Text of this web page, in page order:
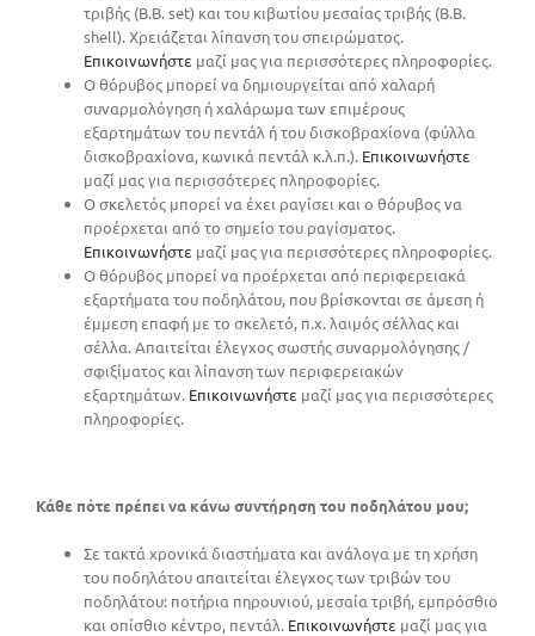
τριβής (Β.Β. set) και του κιβωτίου μεσαίας τριβής (Β.Β.
shell). Χρειάζεται λίπανση του σπειρώματος.
Επικοινωνήστε μαζί μας για περισσότερες πληροφορίες.
Ο θόρυβος μπορεί να δημιουργείται από χαλαρή
συναρμολόγηση ή χαλάρωμα των επιμέρους
εξαρτημάτων του πεντάλ ή του δισκοβραχίονα (φύλλα
δισκοβραχίονα, κωνικά πεντάλ κ.λ.π.). Επικοινωνήστε
μαζί μας για περισσότερες πληροφορίες.
Ο σκελετός μπορεί να έχει ραγίσει και ο θόρυβος να
προέρχεται από το σημείο του ραγίσματος.
Επικοινωνήστε μαζί μας για περισσότερες πληροφορίες.
Ο θόρυβος μπορεί να προέρχεται από περιφερειακά
εξαρτήματα του ποδηλάτου, που βρίσκονται σε άμεση ή
έμμεση επαφή με το σκελετό, π.χ. λαιμός σέλλας και
σέλλα. Απαιτείται έλεγχος σωστής συναρμολόγησης /
σφιξίματος και λίπανση των περιφερειακών
εξαρτημάτων. Επικοινωνήστε μαζί μας για περισσότερες
πληροφορίες.
Κάθε πότε πρέπει να κάνω συντήρηση του ποδηλάτου μου;
Σε τακτά χρονικά διαστήματα και ανάλογα με τη χρήση
του ποδηλάτου απαιτείται έλεγχος των τριβών του
ποδηλάτου: ποτήρια πηρουνιού, μεσαία τριβή, εμπρόσθιο
και οπίσθιο κέντρο, πεντάλ. Επικοινωνήστε μαζί μας για